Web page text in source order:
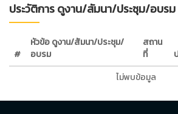
ประวัติการ ดูงาน/สัมนา/ประชุม/อบรม
#
หัวข้อ ดูงาน/สัมนา/ประชุม/
อบรม
สถาน
ที่
ไม่พบข้อมูล